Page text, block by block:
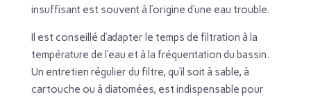
insuffisant est souvent à l’origine d’une eau trouble.
Il est conseillé d’adapter le temps de filtration à la
température de l’eau et à la fréquentation du bassin.
Un entretien régulier du filtre, qu’il soit à sable, à
cartouche ou à diatomées, est indispensable pour